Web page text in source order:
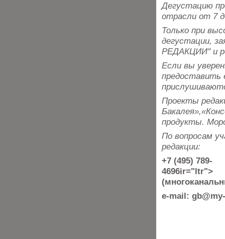
Дегустацию
отрасли от 7
Только при
дегустации,
РЕДАКЦИИ" и
Если вы
предоставить
Проекты
продукты.
По вопросам
редакции:
+7 (495) 789-
4696ir="ltr">
e-mail: